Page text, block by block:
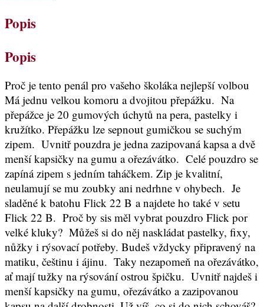
Popis
Popis
Proč je tento penál pro vašeho školáka nejlepší volbou
Má jednu velkou komoru a dvojitou přepážku. Na
přepážce je 20 gumových úchytů na pera, pastelky i
kružítko. Přepážku lze sepnout gumičkou se suchým
zipem. Uvnitř pouzdra je jedna zazipovaná kapsa a dvě
menší kapsičky na gumu a ořezávátko. Celé pouzdro se
zapíná zipem s jedním taháčkem. Zip je kvalitní,
neulamují se mu zoubky ani nedrhne v ohybech. Je
sladěné k batohu Flick 22 B a najdete ho také v setu
Flick 22 B. Proč by sis měl vybrat pouzdro Flick por
velké kluky? Můžeš si do něj naskládat pastelky, fixy,
nůžky i rýsovací potřeby. Budeš vždycky připravený na
matiku, češtinu i ájinu. Taky nezapomeň na ořezávátko,
ať mají tužky na rýsování ostrou špičku. Uvnitř najdeš i
menší kapsičky na gumu, ořezávátko a zazipovanou